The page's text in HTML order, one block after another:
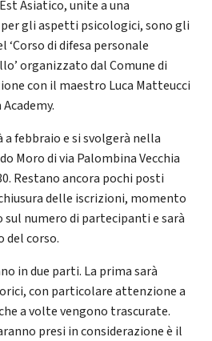
Asiatico, unite a una
gli aspetti psicologici, sono gli
di difesa personale
organizzato dal Comune di
con il maestro Luca Matteucci
febbraio e si svolgerà nella
Moro di via Palombina Vecchia
Restano ancora pochi posti
delle iscrizioni, momento
numero di partecipanti e sarà
del corso.
in due parti. La prima sarà
con particolare attenzione a
a volte vengono trascurate.
presi in considerazione è il